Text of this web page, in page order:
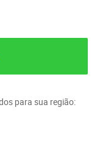
para sua região: